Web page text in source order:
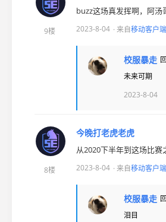
9楼
buzz这场真发挥啊，阿汤
2023-8-04 · 来自移动客户端
校服暴走
未来可期
2023-8-04
8楼
今晚打老虎老虎
从2020下半年到这场比
2023-8-04 · 来自移动客户端
校服暴走
泪目